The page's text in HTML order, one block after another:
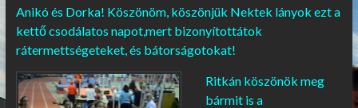
Anikó és Dorka! Köszönöm, köszönjük Nektek lányok ezt a
kettő csodálatos napot,mert bizonyítottátok
rátermettségeteket, és bátorságotokat!
Ritkán köszönök meg
bármit is a